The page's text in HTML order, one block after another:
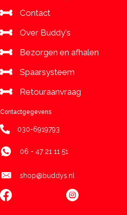
Contact
Over Buddy's
Bezorgen en afhalen
Spaarsysteem
Retouraanvraag
Contactgegevens
030-6919793
06 - 47 21 11 51
shop@buddys.nl